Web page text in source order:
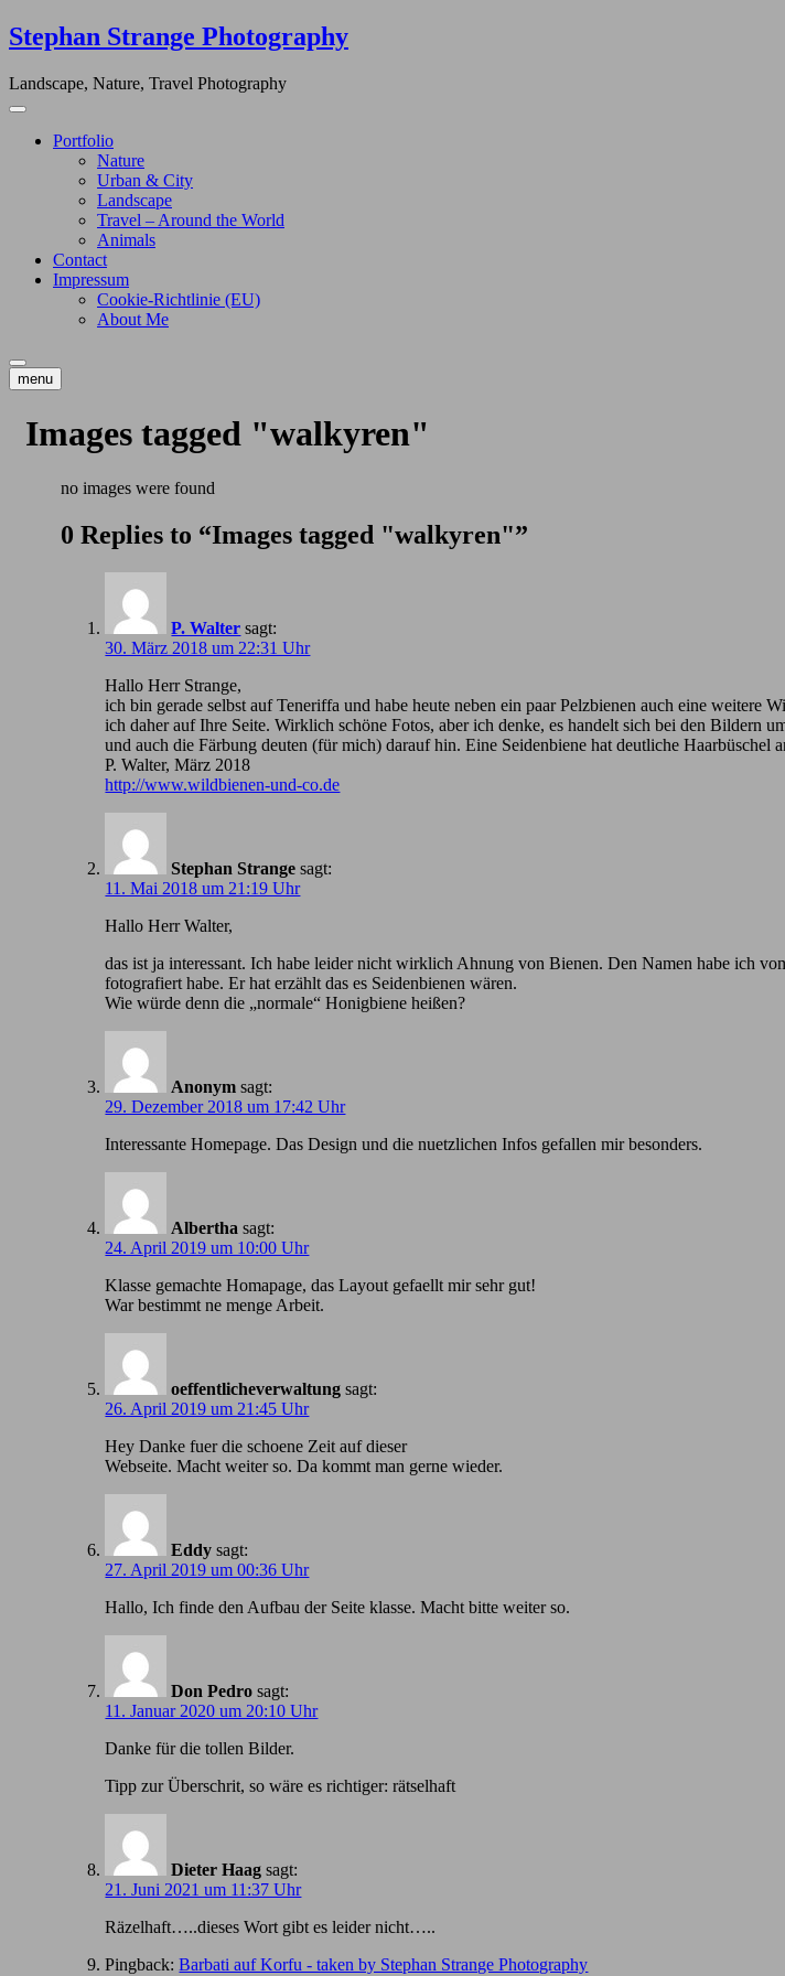
Skip
to
Stephan Strange Photography
Landscape, Nature, Travel Photography
Portfolio
Nature
Urban & City
Landscape
Travel – Around the World
Animals
Contact
Impressum
Cookie-Richtlinie (EU)
About Me
menu
Images tagged "walkyren"
no images were found
0 Replies to “Images tagged "walkyren"”
P. Walter sagt:
30. März 2018 um 22:31 Uhr
Hallo Herr Strange,
ich bin gerade selbst auf Teneriffa und habe heute neben ein paar Pelzbienen auch eine
ich daher auf Ihre Seite. Wirklich schöne Fotos, aber ich denke, es handelt sich bei den Bildern
und auch die Färbung deuten (für mich) darauf hin. Eine Seidenbiene hat deutliche Haarbüschel
P. Walter, März 2018
http://www.wildbienen-und-co.de
Stephan Strange sagt:
11. Mai 2018 um 21:19 Uhr
Hallo Herr Walter,
das ist ja interessant. Ich habe leider nicht wirklich Ahnung von Bienen. Den Namen habe ich
fotografiert habe. Er hat erzählt das es Seidenbienen wären.
Wie würde denn die „normale“ Honigbiene heißen?
Anonym sagt:
29. Dezember 2018 um 17:42 Uhr
Іnteressante Homepage. Das Design und die nuetzlichen Infos gefallen mir besonders.
Albertha sagt:
24. April 2019 um 10:00 Uhr
Klasse gemachte Homapage, das Layout gefaellt mir sehr gut!
War bestimmt ne menge Arbeit.
oeffentlicheverwaltung sagt:
26. April 2019 um 21:45 Uhr
Hey Danke fuer die schoene Zeit auf dieser
Webseite. Macht weiter so. Da kommt man gerne wieder.
Eddy sagt:
27. April 2019 um 00:36 Uhr
Hallo, Ich finde den Aufbau der Seite klasse. Macht bitte weiter so.
Don Pedro sagt:
11. Januar 2020 um 20:10 Uhr
Danke für die tollen Bilder.
Tipp zur Überschrit, so wäre es richtiger: rätselhaft
Dieter Haag sagt:
21. Juni 2021 um 11:37 Uhr
Räzelhaft…..dieses Wort gibt es leider nicht…..
Pingback:Barbati auf Korfu - taken by Stephan Strange Photography